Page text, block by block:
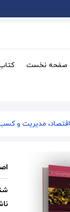
صفحه نخست
اقتصاد، مدیریت و